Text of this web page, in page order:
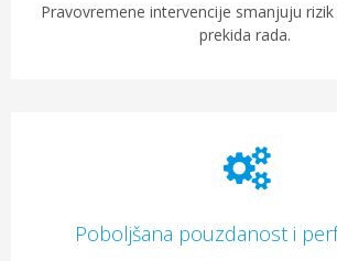
Pravovremene intervencije smanjuju
prekida rada.
Poboljšana pouzdanost i